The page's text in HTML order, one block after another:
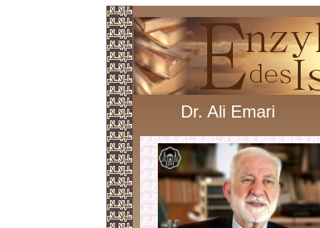
Dr. Ali Emari